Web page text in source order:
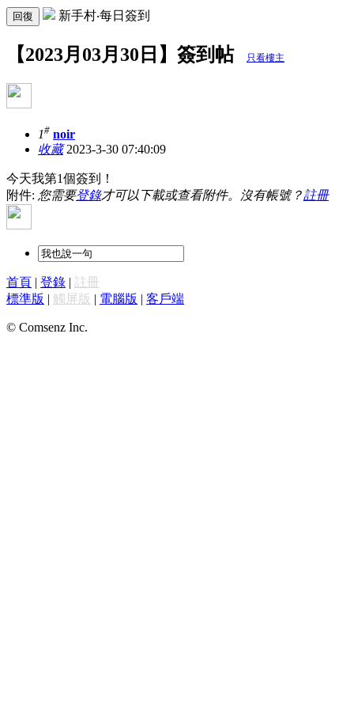
回復 新手村‧每日簽到
【2023月03月30日】簽到帖 只看樓主
1# noir
收藏2023-3-30 07:40:09
今天我第1個簽到！
附件: 您需要登錄才可以下載或查看附件。沒有帳號？註冊
首頁 | 登錄 | 註冊
標準版 | 觸屏版 | 電腦版 | 客戶端
© Comsenz Inc.